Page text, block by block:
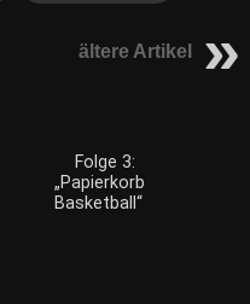
ältere Artikel
Folge 3:
„Papierkorb
Basketball“